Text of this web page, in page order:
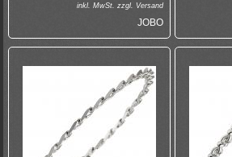
inkl. MwSt. zzgl. Versand
JOBO